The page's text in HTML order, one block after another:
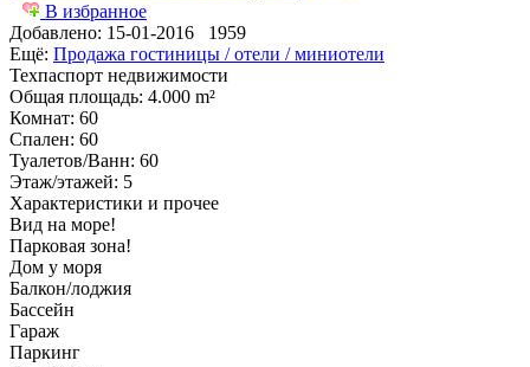
В избранное
Добавлено: 15-01-2016 1959
Ещё: Продажа гостиницы / отели / миниотели
Техпаспорт недвижимости
Общая площадь: 4.000 m²
Комнат: 60
Спален: 60
Туалетов/Ванн: 60
Этаж/этажей: 5
Характеристики и прочее
Вид на море!
Парковая зона!
Дом у моря
Балкон/лоджия
Бассейн
Гараж
Паркинг